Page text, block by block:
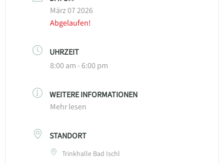
März 07 2026
Abgelaufen!
UHRZEIT
8:00 am - 6:00 pm
WEITERE INFORMATIONEN
Mehr lesen
STANDORT
Trinkhalle Bad Ischl